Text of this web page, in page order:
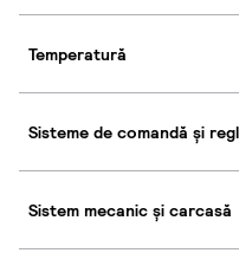
Temperatură
Sisteme de comandă și
Sistem mecanic și carcasă